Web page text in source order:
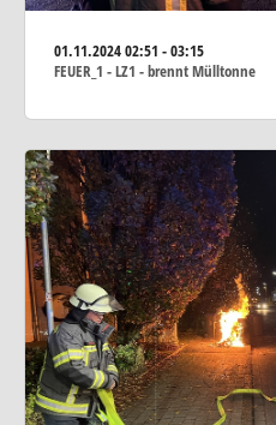
01.11.202402:51 - 03:15
FEUER_1 - LZ1 - brennt Mülltonne